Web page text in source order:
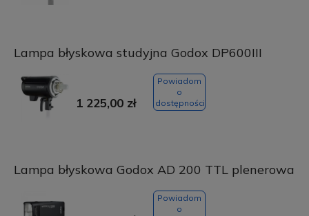
Lampa błyskowa studyjna Godox DP600III
1 225,00 zł
Powiadom
o
dostępności
Lampa błyskowa Godox AD 200 TTL plenerowa
Powiadom
o